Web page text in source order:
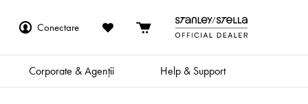
Conectare
Corporate & Agenții Help & Support